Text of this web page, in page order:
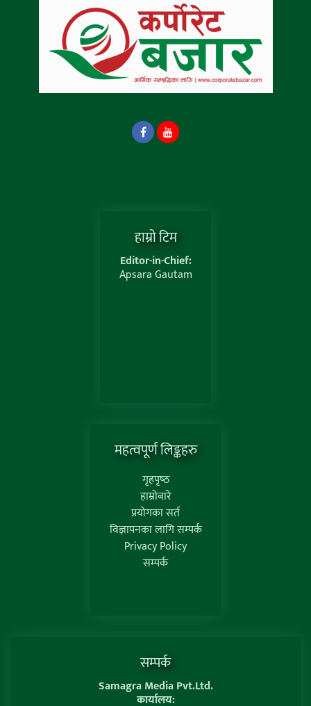
हाम्राे टिम
Editor-in-Chief:
Apsara Gautam
महत्वपूर्ण लिङ्कहरु
गृहपृष्‍ठ
हाम्रोबारे
प्रयोगका सर्त
विज्ञापनका लागि सम्पर्क
Privacy Policy
सम्पर्क
सम्पर्क
Samagra Media Pvt.Ltd.
कार्यालय: